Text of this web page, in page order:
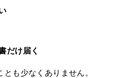
だけ届く
も少なくありません。